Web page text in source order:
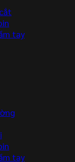
tay
tay